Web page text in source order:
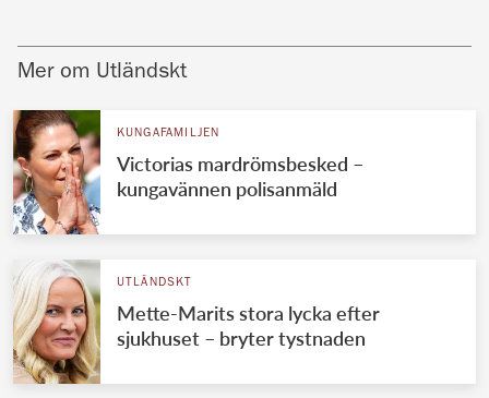
Mer om Utländskt
KUNGAFAMILJEN
Victorias mardrömsbesked –
kungavännen polisanmäld
UTLÄNDSKT
Mette-Marits stora lycka efter
sjukhuset – bryter tystnaden